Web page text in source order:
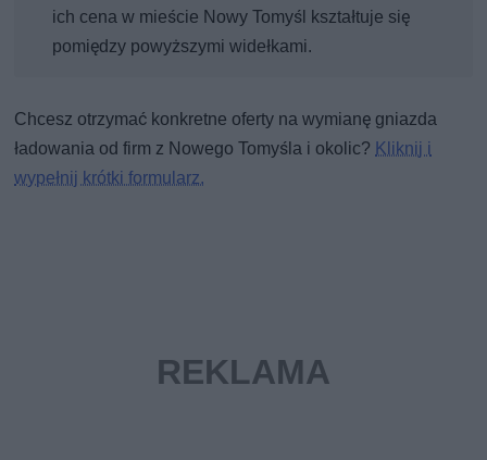
ich cena w mieście Nowy Tomyśl kształtuje się
pomiędzy powyższymi widełkami.
Chcesz otrzymać konkretne oferty na wymianę gniazda
ładowania od firm z Nowego Tomyśla i okolic? Kliknij i
wypełnij krótki formularz.